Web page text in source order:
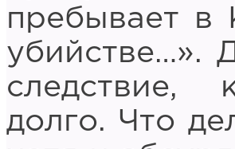
пребывает в
убийстве…».
следствие,
долго. Что